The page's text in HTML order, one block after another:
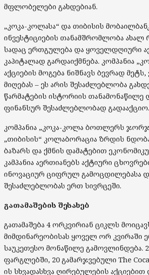
მფლობელები გახდებიან.
„კოკა-კოლასა“ და თიბისის
ინვესტიციების თანამშრომლობა ახალ
სადაც ერთგულება და ყოველდღიური
კაპიტალად გარდაიქმნება. კომპანია
აქციების მოგება ნიშნავს ბევრად
მიღებას – ეს არის შესაძლებლობა
წარმატების ისტორიის თანამონაწილე
ფინანსურ შესაძლებლობად გადააქციო.
კომპანია „კოკა-კოლა ბოთლერს
„თიბისის“ კოლაბორაცია ზრდის
ბაზარს და ქმნის დამატებით
კამპანია აერთიანებს აქტიური
ინოვაციურ ციფრულ გამოცდილებასა
შესაძლებლობას ერთ სივრცეში.
გათამაშების შესახებ
გათამაშება 4 ორკვირიან ციკლს
მიმდინარეობისას ყოველ ორ კვირაში
საუკეთესო მონაწილე გამოვლინდება. 2
ფარგლებში, 20 გამარჯვებული The
ის სხვადასხვა ღირებულების აქციებით